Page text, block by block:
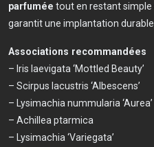
parfumée tout en restant simple
garantit une implantation
Associations recommandées
– Iris laevigata ‘Mottled Beauty’
– Scirpus lacustris ‘Albescens’
– Lysimachia nummularia ‘Aurea’
– Achillea ptarmica
– Lysimachia ‘Variegata’